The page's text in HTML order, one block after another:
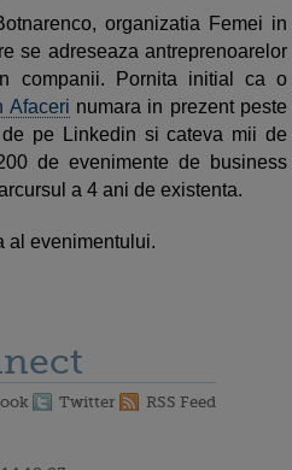
organizatia Femei in
se adreseaza antreprenoarelor
companii. Pornita initial ca o
Afaceri numara in prezent peste
pe Linkedin si cateva mii de
de evenimente de business
a 4 ani de existenta.
al evenimentului.
Twitter RSS Feed